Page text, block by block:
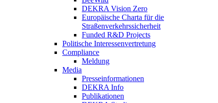
DEKRA Vision Zero
Europäische Charta für die
Straßenverkehrssicherheit
Funded R&D Projects
Politische Interessenvertretung
Compliance
Meldung
Media
Presseinformationen
DEKRA Info
Publikationen